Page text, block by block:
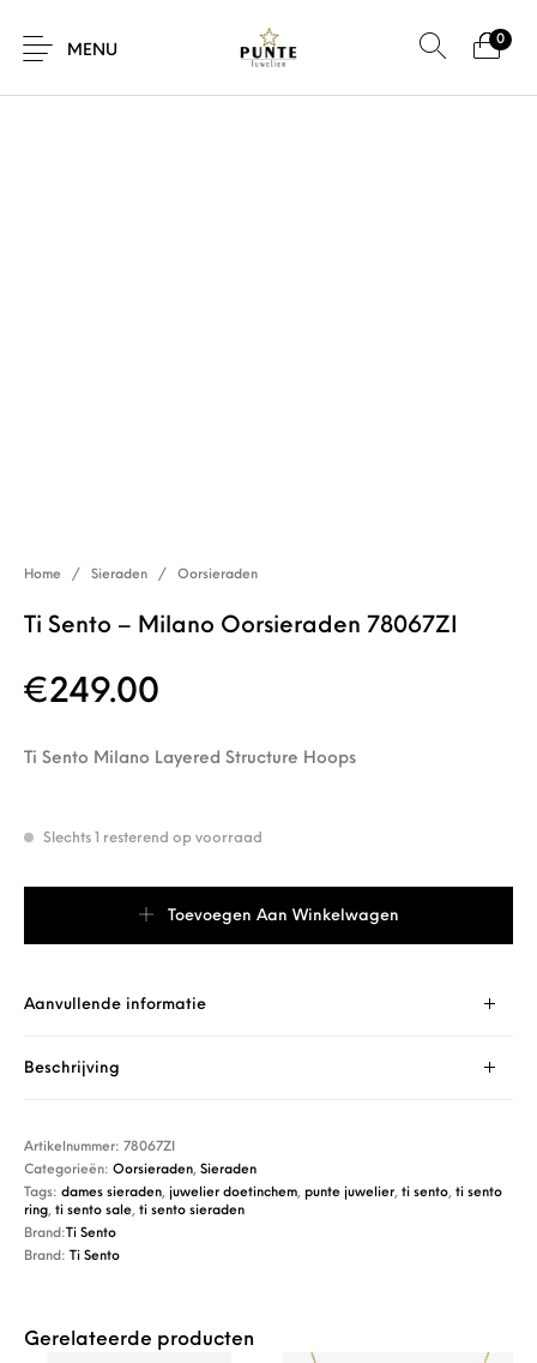
MENU
0
Home / Sieraden / Oorsieraden
Ti Sento – Milano Oorsieraden 78067ZI
€249.00
Ti Sento Milano Layered Structure Hoops
Slechts 1 resterend op voorraad
Toevoegen Aan Winkelwagen
Aanvullende informatie
Beschrijving
Artikelnummer:78067ZI
Categorieën:Oorsieraden,Sieraden
Tags:dames sieraden, juwelier doetinchem, punte juwelier,ti sento,ti sento
ring,ti sento sale,ti sento sieraden
Brand:
Ti Sento
Brand:
Ti Sento
Gerelateerde producten